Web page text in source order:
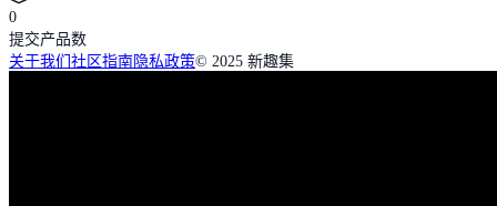
0
提交产品数
关于我们 社区指南隐私政策© 2025 新趣集